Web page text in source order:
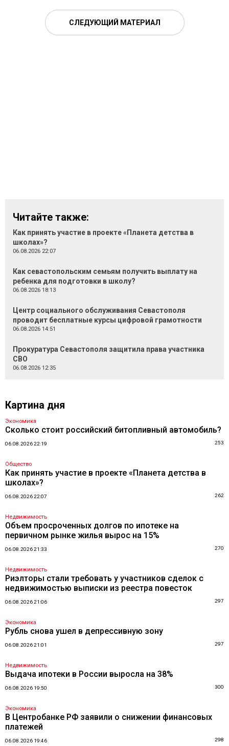
СЛЕДУЮЩИЙ МАТЕРИАЛ
Читайте также:
Как принять участие в проекте «Планета детства в
школах»?
06.08.2026 22:07
Как севастопольским семьям получить выплату на
ребенка для подготовки в школу?
06.08.2026 18:13
Центр социального обслуживания Севастополя
проводит бесплатные курсы цифровой грамотности
06.08.2026 14:51
Прокуратура Севастополя защитила права участника
СВО
06.08.2026 12:35
Картина дня
Экономика
Сколько стоит российский битопливный автомобиль?
06.08.2026 22:19 253
Общество
Как принять участие в проекте «Планета детства в
школах»?
06.08.2026 22:07 262
Недвижимость
Объем просроченных долгов по ипотеке на
первичном рынке жилья вырос на 15%
06.08.2026 21:33 270
Недвижимость
Риэлторы стали требовать у участников сделок с
недвижимостью выписки из реестра повесток
06.08.2026 21:06 297
Экономика
Рубль снова ушел в депрессивную зону
06.08.2026 21:01 297
Недвижимость
Выдача ипотеки в России выросла на 38%
06.08.2026 19:50 300
Экономика
В Центробанке РФ заявили о снижении финансовых
платежей
06.08.2026 19:46 298